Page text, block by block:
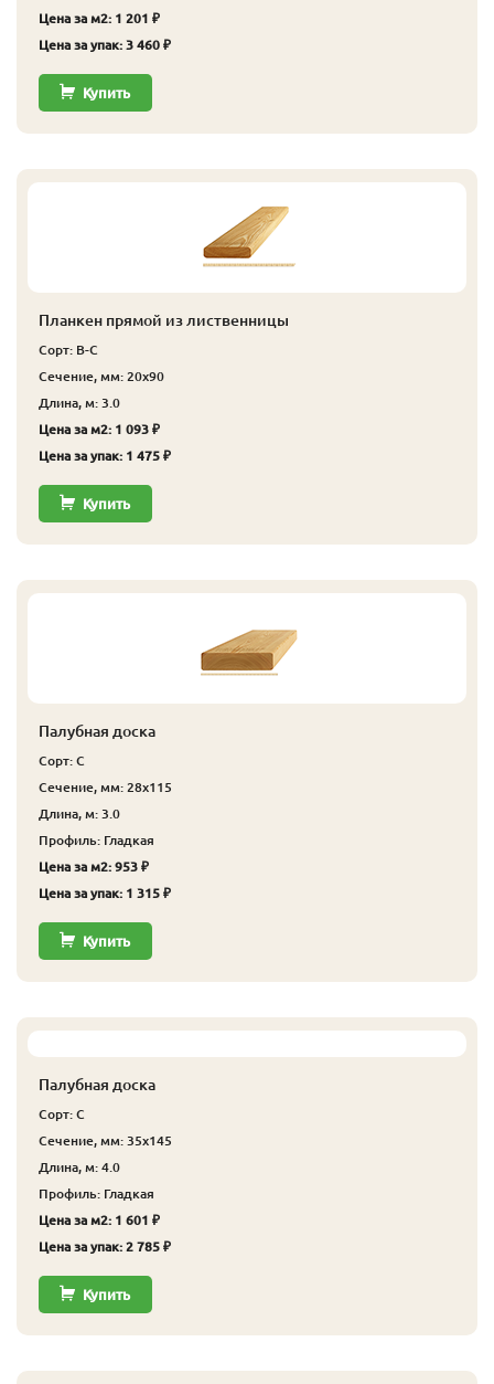
Цена за м2: 1 201 ₽
Цена за упак: 3 460 ₽
Купить
Планкен прямой из лиственницы
Сорт: В-С
Сечение, мм: 20x90
Длина, м: 3.0
Цена за м2: 1 093 ₽
Цена за упак: 1 475 ₽
Купить
Палубная доска
Сорт: С
Сечение, мм: 28x115
Длина, м: 3.0
Профиль: Гладкая
Цена за м2: 953 ₽
Цена за упак: 1 315 ₽
Купить
Палубная доска
Сорт: С
Сечение, мм: 35x145
Длина, м: 4.0
Профиль: Гладкая
Цена за м2: 1 601 ₽
Цена за упак: 2 785 ₽
Купить